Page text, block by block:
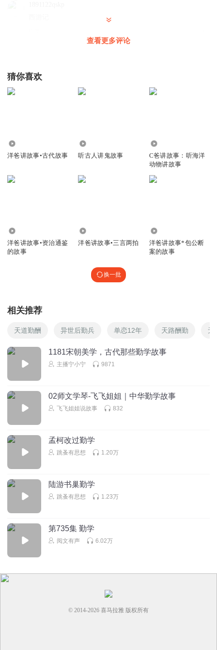
查看更多评论
猜你喜欢
洋爸讲故事•古代故事 听古人讲鬼故事
C爸讲故事：听海洋
动物讲故事
洋爸讲故事•资治通鉴
的故事
洋爸讲故事•三言两拍
洋爸讲故事*包公断
案的故事
换一批
相关推荐
天道勤酬 异世后勤兵 单恋12年 天路酬勤 无
1181宋朝美学，古代那些勤学故事
主播宁小宁 9871
02师文学琴-飞飞姐姐｜中华勤学故事
飞飞姐姐说故事 832
孟柯改过勤学
跳蚤有思想 1.20万
陆游书巢勤学
跳蚤有思想 1.23万
第735集 勤学
阅文有声 6.02万
© 2014-2026 喜马拉雅 版权所有